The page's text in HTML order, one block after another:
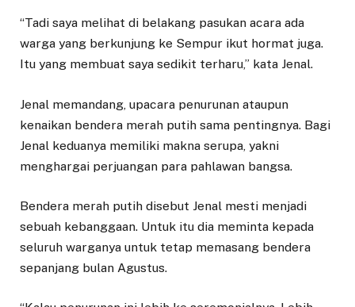
“Tadi saya melihat di belakang pasukan acara ada
warga yang berkunjung ke Sempur ikut hormat juga.
Itu yang membuat saya sedikit terharu,” kata Jenal.
Jenal memandang, upacara penurunan ataupun
kenaikan bendera merah putih sama pentingnya. Bagi
Jenal keduanya memiliki makna serupa, yakni
menghargai perjuangan para pahlawan bangsa.
Bendera merah putih disebut Jenal mesti menjadi
sebuah kebanggaan. Untuk itu dia meminta kepada
seluruh warganya untuk tetap memasang bendera
sepanjang bulan Agustus.